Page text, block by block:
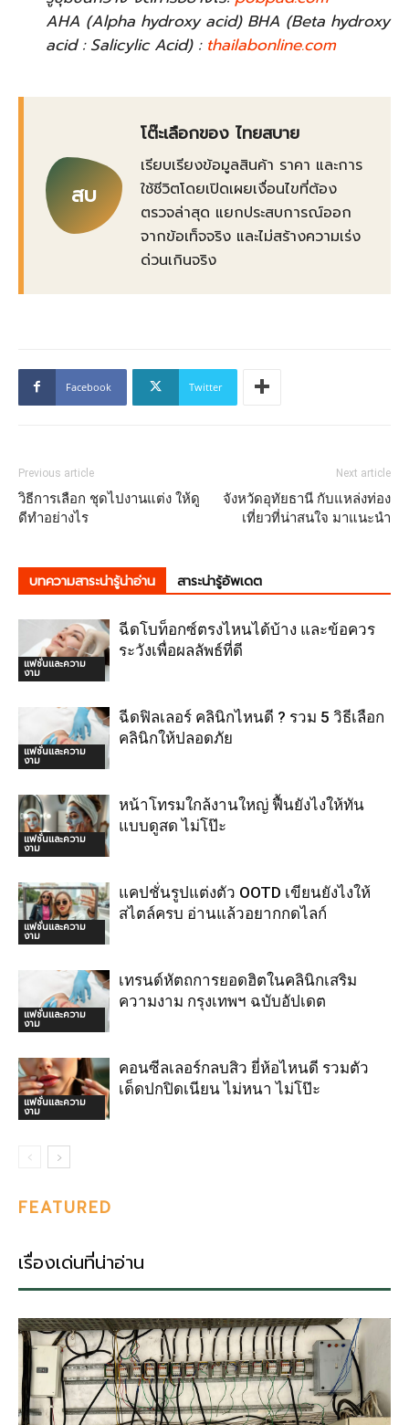
AHA (Alpha hydroxy acid) BHA (Beta hydroxy
acid : Salicylic Acid) : thailabonline.com
สบ
โต๊ะเลือกของ ไทยสบาย
เรียบเรียงข้อมูลสินค้า ราคา และการ
ใช้ชีวิตโดยเปิดเผยเงื่อนไขที่ต้อง
ตรวจล่าสุด แยกประสบการณ์ออก
จากข้อเท็จจริง และไม่สร้างความเร่ง
ด่วนเกินจริง
Facebook Twitter
Previous article
วิธีการเลือก ชุดไปงานแต่ง ให้ดู
ดีทำอย่างไร
Next article
จังหวัดอุทัยธานี กับแหล่งท่อง
เที่ยวที่น่าสนใจ มาแนะนำ
บทความสาระน่ารู้น่าอ่าน สาระน่ารู้อัพเดต
แฟชั่นและความ
งาม
ฉีดโบท็อกซ์ตรงไหนได้บ้าง และข้อควร
ระวังเพื่อผลลัพธ์ที่ดี
แฟชั่นและความ
งาม
ฉีดฟิลเลอร์ คลินิกไหนดี ? รวม 5 วิธีเลือก
คลินิกให้ปลอดภัย
แฟชั่นและความ
งาม
หน้าโทรมใกล้งานใหญ่ ฟื้นยังไงให้ทัน
แบบดูสด ไม่โป๊ะ
แฟชั่นและความ
งาม
แคปชั่นรูปแต่งตัว OOTD เขียนยังไงให้
สไตล์ครบ อ่านแล้วอยากกดไลก์
แฟชั่นและความ
งาม
เทรนด์หัตถการยอดฮิตในคลินิกเสริม
ความงาม กรุงเทพฯ ฉบับอัปเดต
แฟชั่นและความ
งาม
คอนซีลเลอร์กลบสิว ยี่ห้อไหนดี รวมตัว
เด็ดปกปิดเนียน ไม่หนา ไม่โป๊ะ
FEATURED
เรื่องเด่นที่น่าอ่าน